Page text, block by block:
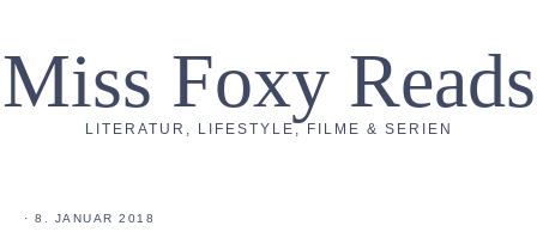
Miss Foxy Reads
LITERATUR, LIFESTYLE, FILME & SERIEN
· 8. JANUAR 2018